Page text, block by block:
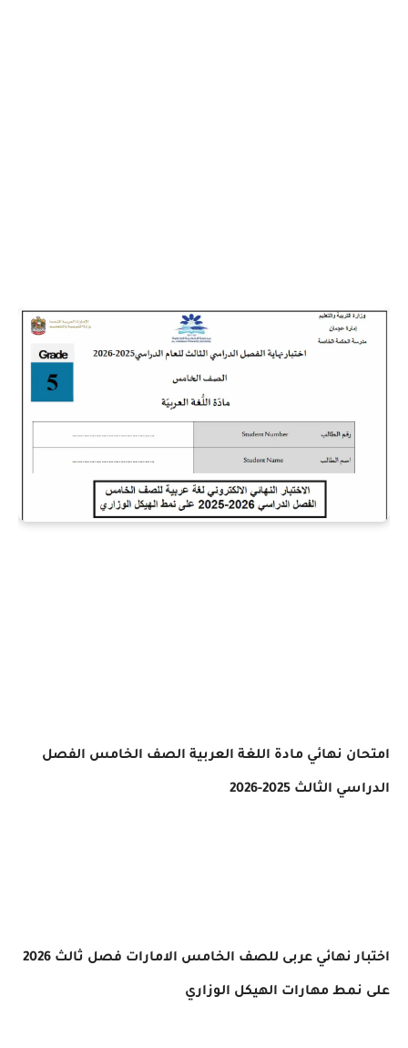
نهائي مادة اللغة العربية الصف الخامس الفصل
الثالث 2025-2026
اختبار نهائي عربى للصف الخامس الامارات فصل ثالث 2026
مهارات الهيكل الوزاري